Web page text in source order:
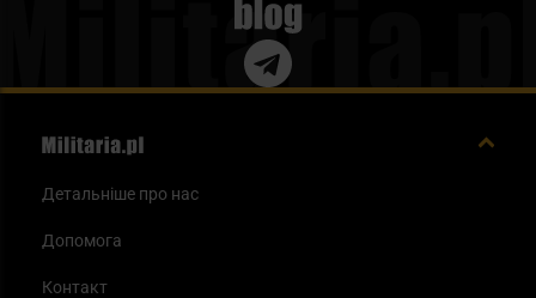
Blog
Детальніше про нас
Допомога
Контакт